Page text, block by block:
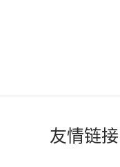
友情链接